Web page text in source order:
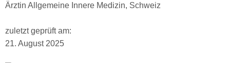
Ärztin Allgemeine Innere Medizin, Schweiz
zuletzt geprüft am:
21. August 2025